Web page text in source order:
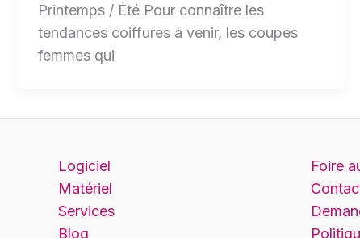
Printemps / Été Pour connaître les
tendances coiffures à venir, les coupes
femmes qui
Logiciel
Matériel
Services
Blog
Foire